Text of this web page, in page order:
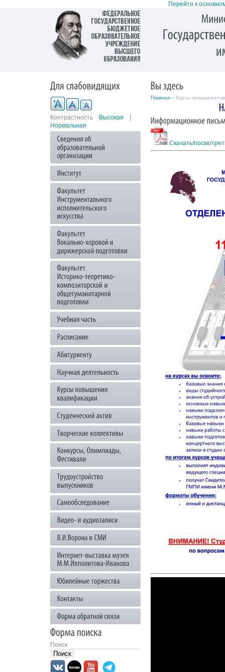
Перейти к
Контрастность Высокая
Нормальная
Поиск
Главная » Курсы повышения
Скачать/